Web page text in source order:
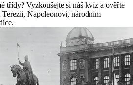
třídy? Vyzkoušejte si náš kvíz a ověřte
Napoleonovi, národním